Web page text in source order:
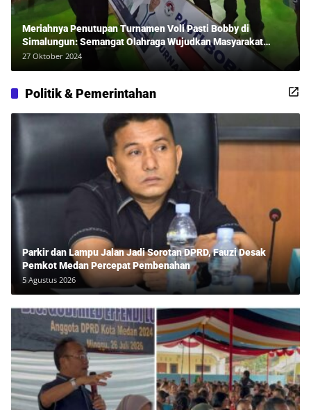
Meriahnya Penutupan Turnamen Voli Pasti Bobby di
Simalungun: Semangat Olahraga Wujudkan Masyarakat
Sehat Bersama Erwan Rozadi dan Ribuan Penonton!
27 Oktober 2024
Politik & Pemerintahan
Parkir dan Lampu Jalan Jadi Sorotan DPRD, Fauzi Desak
Pemkot Medan Percepat Pembenahan
5 Agustus 2026